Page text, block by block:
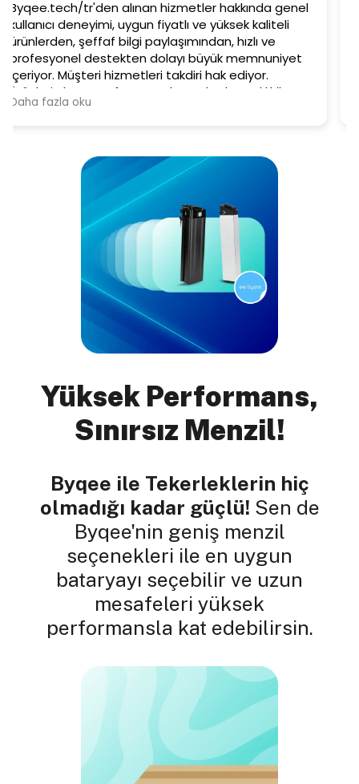
Yüksek Performans,
Sınırsız Menzil!
Byqee ile Tekerleklerin hiç
olmadığı kadar güçlü! Sen de
Byqee'nin geniş menzil
seçenekleri ile en uygun
bataryayı seçebilir ve uzun
mesafeleri yüksek
performansla kat edebilirsin.